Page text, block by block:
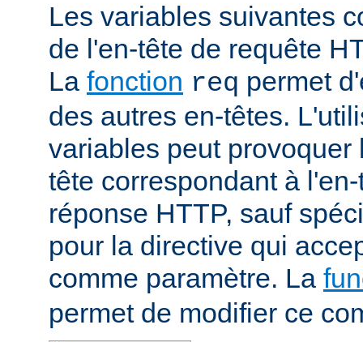
Les variables suivantes
de l'en-tête de requête
La fonction req permet
des autres en-têtes.
variables peut provoquer
tête correspondant à
réponse HTTP, sauf
pour la directive qui
comme paramètre. La
permet de modifier ce